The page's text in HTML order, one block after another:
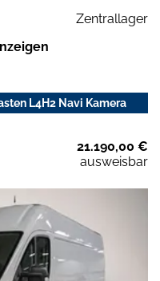
Zentrallager
L4H2 Navi Kamera
21.190,00 €
ausweisbar